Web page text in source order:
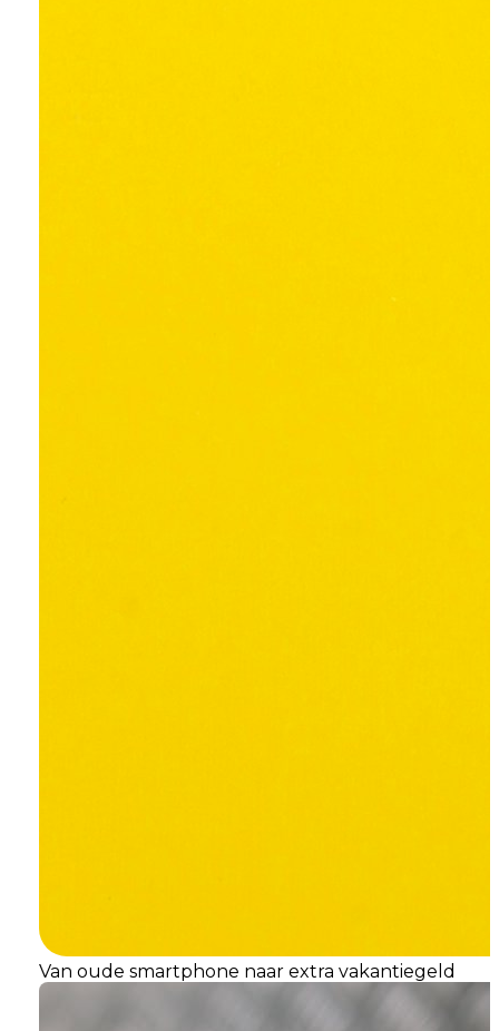
Van oude smartphone naar extra vakantiegeld